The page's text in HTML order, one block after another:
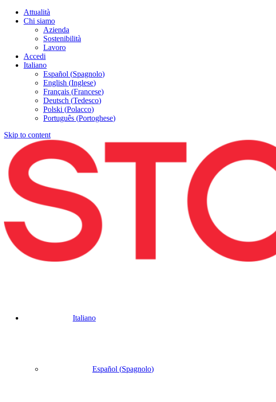
Attualità
Chi siamo
Azienda
Sostenibilità
Lavoro
Accedi
Italiano
Español (Spagnolo)
English (Inglese)
Français (Francese)
Deutsch (Tedesco)
Polski (Polacco)
Português (Portoghese)
Skip to content
Italiano
Español (Spagnolo)